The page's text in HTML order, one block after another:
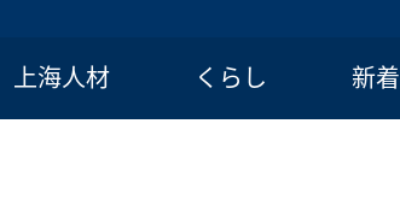
上海人材 くらし 新着